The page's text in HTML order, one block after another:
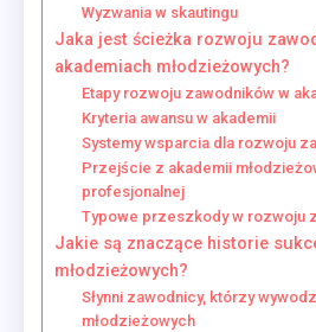
Wyzwania w skautingu
Jaka jest ścieżka rozwoju
akademiach młodzieżowych?
Etapy rozwoju zawodników w
Kryteria awansu w akademii
Systemy wsparcia dla rozwoju
Przejście z akademii
profesjonalnej
Typowe przeszkody w rozwoju
Jakie są znaczące historie
młodzieżowych?
Słynni zawodnicy, którzy
młodzieżowych